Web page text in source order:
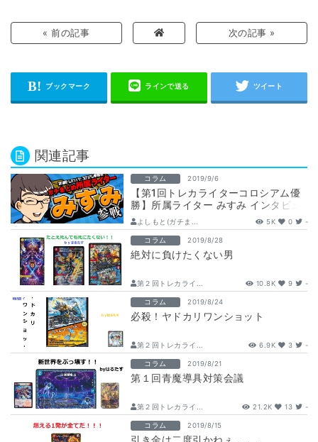
« 前の記事 次の記事 »
関連記事
コラム 2019/9/6
【第1回トレカライターコロシアム優
勝】所属ライター みすみ インタビュ
ーよしもと(ガチま... 5K 0 -
コラム 2019/8/28
絶対に負けたくない男
第２回トレカライ... 10.8K 9 -
コラム 2019/8/24
必殺！ヤドカリワンショット
第２回トレカライ... 6.9K 3 -
コラム 2019/8/21
第１回青魔導具対策会議
第２回トレカライ... 21.2K 13 -
コラム 2019/8/15